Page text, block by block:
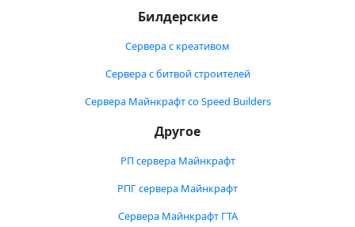
Билдерские
Сервера с креативом
Сервера с битвой строителей
Сервера Майнкрафт со Speed Builders
Другое
РП сервера Майнкрафт
РПГ сервера Майнкрафт
Сервера Майнкрафт ГТА